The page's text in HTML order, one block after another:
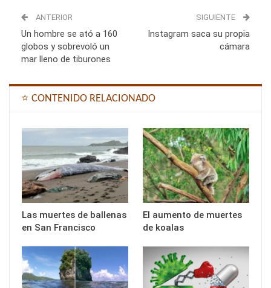
ANTERIOR
Un hombre se ató a 160
globos y sobrevoló un
mar lleno de tiburones
SIGUIENTE
Instagram saca su propia
cámara
⭐ CONTENIDO RELACIONADO
Las muertes de ballenas
en San Francisco
El aumento de muertes
de koalas